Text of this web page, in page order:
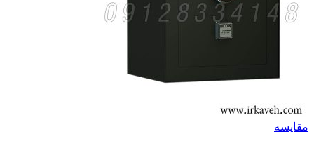
مقايسه